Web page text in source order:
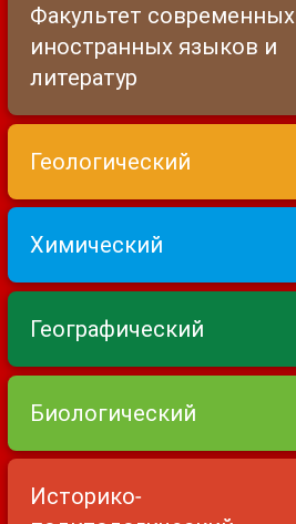
Факультет современных
иностранных языков и
литератур
Геологический
Химический
Географический
Биологический
Историко-